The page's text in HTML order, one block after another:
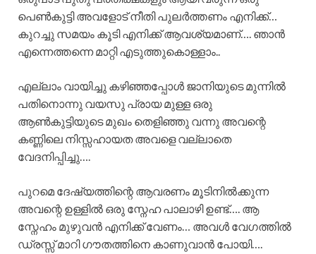
പെൺകുട്ടി അവളോട്‌ നീതി പുലർത്തണം എനിക്ക്…
കുറച്ചു സമയം കൂടി എനിക്ക് ആവശ്യമാണ്…. ഞാൻ
എന്നെത്തന്നെ മാറ്റി എടുത്തുകൊള്ളാം..
എല്ലാം വായിച്ചു കഴിഞ്ഞപ്പോൾ ജാനിയുടെ മുന്നിൽ
പതിനൊന്നു വയസു പ്രായ മുള്ള ഒരു
ആൺകുട്ടിയുടെ മുഖം തെളിഞ്ഞു വന്നു അവന്റെ
കണ്ണിലെ നിസ്സഹായത അവളെ വല്ലാതെ
വേദനിപ്പിച്ചു….
പുറമെ ദേഷ്യത്തിന്റെ ആവരണം മൂടിനിൽക്കുന്ന
അവന്റെ ഉള്ളിൽ ഒരു സ്നേഹ പാലാഴി ഉണ്ട്…. ആ
സ്നേഹം മുഴുവൻ എനിക്ക് വേണം… അവൾ വേഗത്തിൽ
ഡ്രസ്സ്‌ മാറി ഗൗതത്തിനെ കാണുവാൻ പോയി….